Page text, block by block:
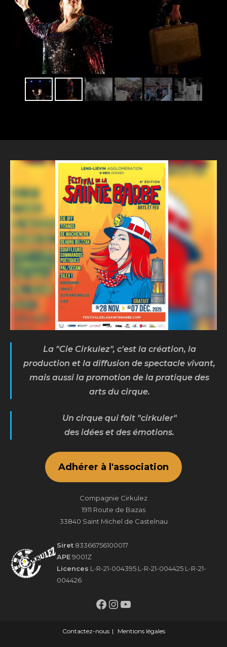
ALAHYA
Lun. 25 août 2025
Biscarosse (40)
La "Cie Cirkulez", c'est la création, la
production et la diffusion de spectacle vivant,
mais aussi la promotion de la pratique des
arts du cirque.
Un cirque qui fait "cirkuler"
des idées et des émotions.
Adhérer à l'association
Compagnie Cirkulez
1911 Route de Bazas
33840 Saint Michel de Castelnau
Siret83366756100017
APE9001Z
Licences L-R-21-004395 L-R-21-004425 L-R-21-
004426
Facebook Instagram YouTube
Contactez-nous Mentions légales